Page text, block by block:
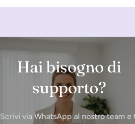
Hai bisogno di
supporto?
Scrivi via WhatsApp al nostro team e